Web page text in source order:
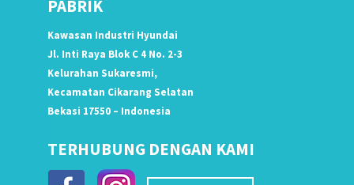
PABRIK
Kawasan Industri Hyundai
Jl. Inti Raya Blok C 4 No. 2-3
Kelurahan Sukaresmi,
Kecamatan Cikarang Selatan
Bekasi 17550 – Indonesia
TERHUBUNG DENGAN KAMI